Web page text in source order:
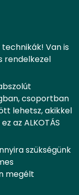
Van is
rendelkezel
csoportban
lehetsz, akikkel
az ALKOTÁS
szükségünk
megélt